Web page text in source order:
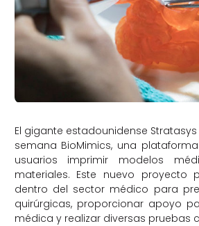
El gigante estadounidense
semana BioMimics, una
usuarios imprimir modelos
materiales. Este nuevo proyecto
dentro del sector médico para
quirúrgicas, proporcionar apoyo
médica y realizar diversas pruebas